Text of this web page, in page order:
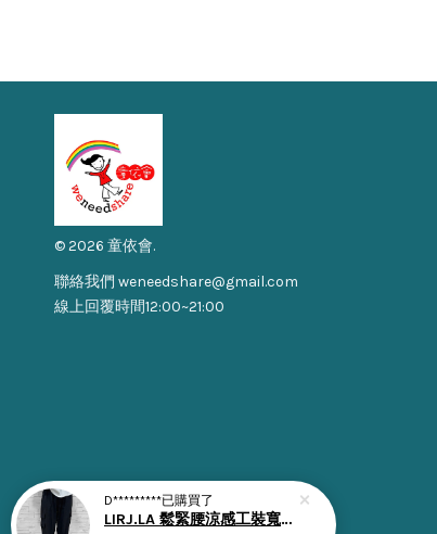
© 2026 童依會.
聯絡我們 weneedshare@gmail.com
線上回覆時間12:00~21:00
D*********已購買了
LIRJ.LA 鬆緊腰涼感工裝寬褲 束口 | 夏